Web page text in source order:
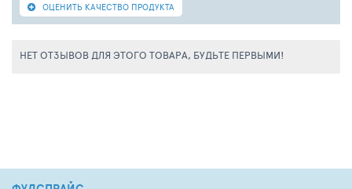
ОЦЕНИТЬ КАЧЕСТВО ПРОДУКТА
НЕТ ОТЗЫВОВ ДЛЯ ЭТОГО ТОВАРА, БУДЬТЕ ПЕРВЫМИ!